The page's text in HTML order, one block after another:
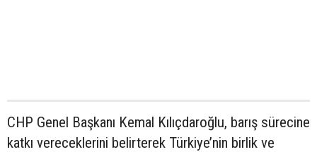
CHP Genel Başkanı Kemal Kılıçdaroğlu, barış sürecine
katkı vereceklerini belirterek Türkiye’nin birlik ve